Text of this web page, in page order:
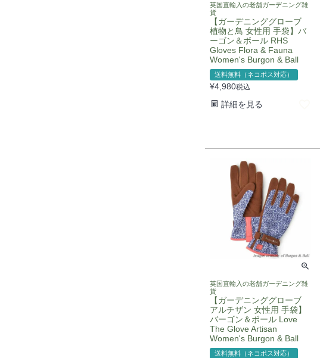
英国直輸入の老舗ガーデニング雑
貨
【ガーデニンググローブ
植物と鳥 女性用 手袋】バ
ーゴン＆ボール RHS
Gloves Flora & Fauna
Women's Burgon & Ball
送料無料（ネコポス対応）
¥4,980税込
詳細を見る
英国直輸入の老舗ガーデニング雑
貨
【ガーデニンググローブ
アルチザン 女性用 手袋】
バーゴン＆ボール Love
The Glove Artisan
Women's Burgon & Ball
送料無料（ネコポス対応）